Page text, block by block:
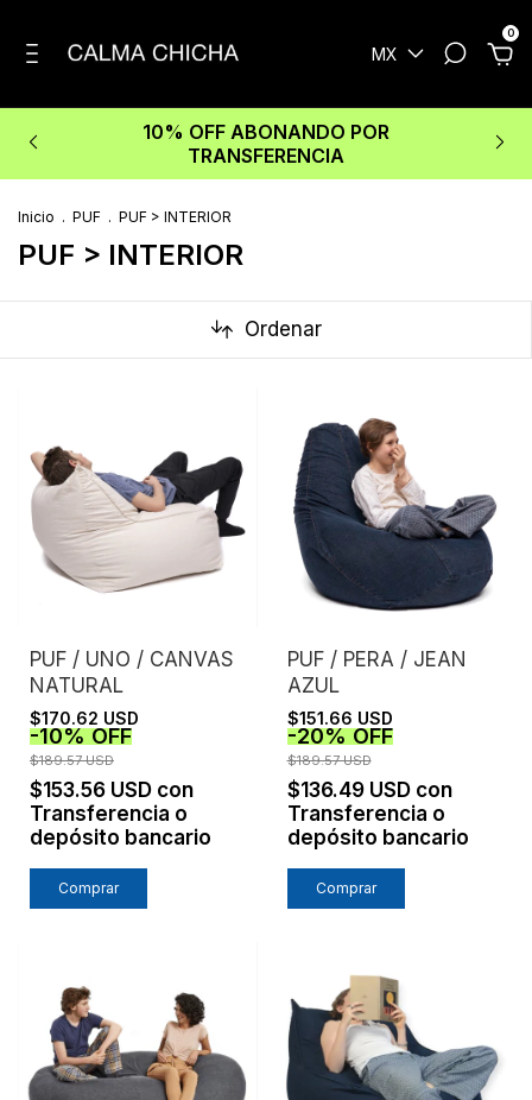
MX
0
10% OFF ABONANDO POR
TRANSFERENCIA
Inicio . PUF . PUF > INTERIOR
PUF > INTERIOR
Ordenar
PUF / UNO / CANVAS
NATURAL
$170.62 USD
-10%OFF
$189.57 USD
$153.56 USD con
Transferencia o
depósito bancario
PUF / PERA / JEAN
AZUL
$151.66 USD
-20%OFF
$189.57 USD
$136.49 USD con
Transferencia o
depósito bancario